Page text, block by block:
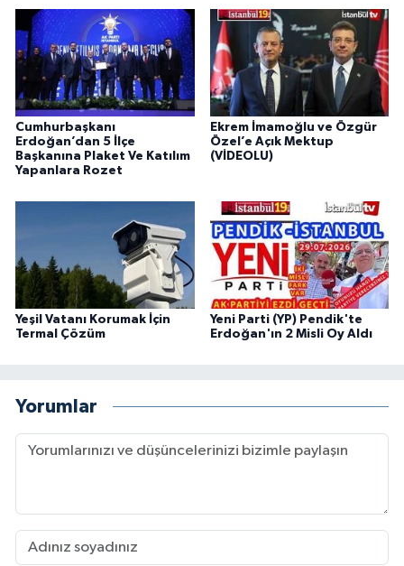
Cumhurbaşkanı
Erdoğan’dan 5 İlçe
Başkanına Plaket Ve Katılım
Yapanlara Rozet
Ekrem İmamoğlu ve Özgür
Özel’e Açık Mektup
(VİDEOLU)
Yeşil Vatanı Korumak İçin
Termal Çözüm
Yeni Parti (YP) Pendik'te
Erdoğan'ın 2 Misli Oy Aldı
Yorumlar